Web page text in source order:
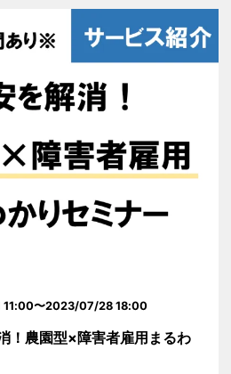
〜2023/07/28 18:00
！農園型×障害者雇用まるわ